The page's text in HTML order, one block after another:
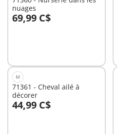
nuages
69,99 C$
Au panier
M
71361 - Cheval ailé à
décorer
44,99 C$
Au panier